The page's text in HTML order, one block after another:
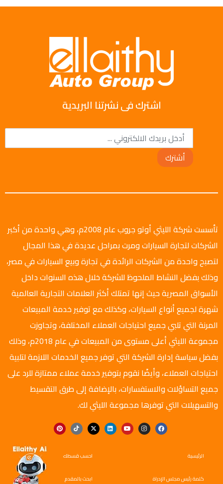
اشترك فى نشرتنا البريدية
أشترك
تأسست شركة الليثي أوتو جروب عام 2008م، وهي واحدة من أكبر
الشركات لتجارة السيارات ومرت بمراحل عديدة في هذا المجال
لتصبح واحدة من الشركات الرائدة في تجارة وبيع السيارات في مصر،
وذلك بفضل النشاط الملحوظ للشركة خلال هذه السنوات داخل
الأسواق المصرية حيث إنها تمتلك أكثر العلامات التجارية العالمية
شهرة لجميع أنواع السيارات، وكذلك مع توفير خدمة المبيعات
المرنة التي تلبي جميع احتياجات العملاء المختلفة، وتجاوزت
مجموعة الليثي أعلى مستوى من المبيعات في عام 2018م، وذلك
بفضل سياسة إدارة الشركة التي توفر جميع الخدمات اللازمة لتلبية
احتياجات العملاء، وأيضًا نقوم بتوفير خدمة عملاء ممتازة للرد على
جميع التساؤلات والاستفسارات، بالإضافة إلى طرق التقسيط
والتسهيلات التي توفرها مجموعة الليثي لك.
الرئيسية
كلمة رئيس مجلس الإدراة
احسب قسطك
ابحث بالمقدم